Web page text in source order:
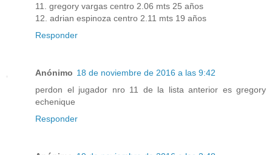
11. gregory vargas centro 2.06 mts 25 años
12. adrian espinoza centro 2.11 mts 19 años
Responder
Anónimo 18 de noviembre de 2016 a las 9:42
perdon el jugador nro 11 de la lista anterior es gregory
echenique
Responder